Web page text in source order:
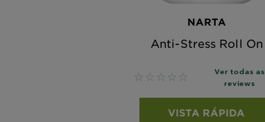
NARTA
Anti-Stress Roll On
No reviews
Ver todas as
reviews
VISTA RÁPIDA